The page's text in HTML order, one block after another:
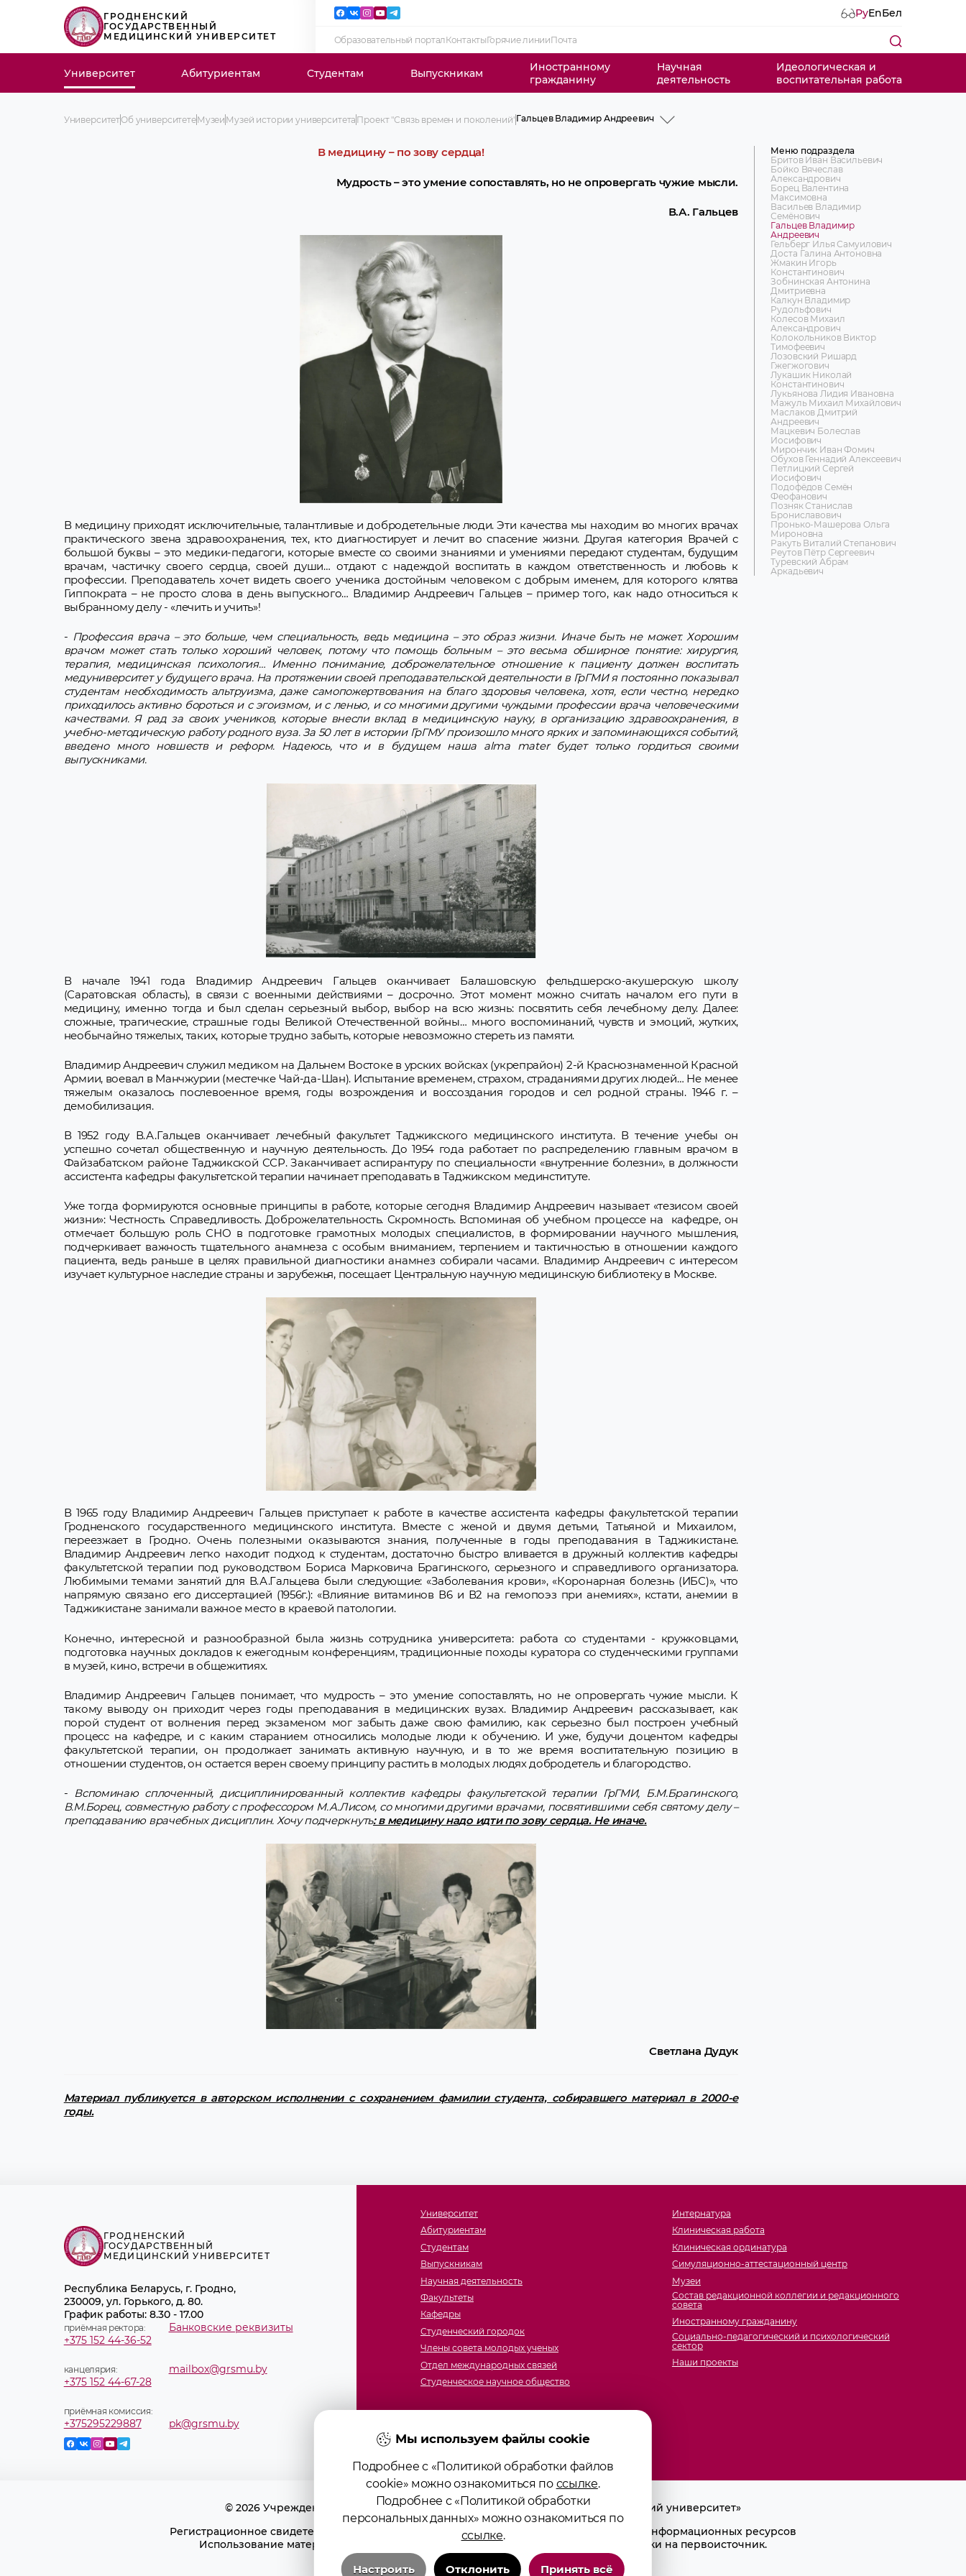
ГРОДНЕНСКИЙ
ГОСУДАРСТВЕННЫЙ
МЕДИЦИНСКИЙ УНИВЕРСИТЕТ
РуEnБел
Образовательный порталКонтактыГорячие линииПочта
Университет Абитуриентам Студентам Выпускникам
Иностранному
гражданину
Научная
деятельность
Идеологическая и
воспитательная работа
УниверситетОб университетеМузеи Музей истории университета Проект "Связь времен и поколений" Гальцев Владимир Андреевич
Гальцев Владимир Андреевич
В медицину – по зову сердца!
Мудрость – это умение сопоставлять, но не опровергать чужие мысли.
В.А. Гальцев
В медицину приходят исключительные, талантливые и добродетельные люди. Эти качества мы находим во многих врачах
практического звена здравоохранения, тех, кто диагностирует и лечит во спасение жизни. Другая категория Врачей с
большой буквы – это медики-педагоги, которые вместе со своими знаниями и умениями передают студентам, будущим
врачам, частичку своего сердца, своей души… отдают с надеждой воспитать в каждом ответственность и любовь к
профессии. Преподаватель хочет видеть своего ученика достойным человеком с добрым именем, для которого клятва
Гиппократа – не просто слова в день выпускного… Владимир Андреевич Гальцев – пример того, как надо относиться к
выбранному делу - «лечить и учить»!
- Профессия врача – это больше, чем специальность, ведь медицина – это образ жизни. Иначе быть не может. Хорошим
врачом может стать только хороший человек, потому что помощь больным – это весьма обширное понятие: хирургия,
терапия, медицинская психология… Именно понимание, доброжелательное отношение к пациенту должен воспитать
медуниверситет у будущего врача. На протяжении своей преподавательской деятельности в ГрГМИ я постоянно показывал
студентам необходимость альтруизма, даже самопожертвования на благо здоровья человека, хотя, если честно, нередко
приходилось активно бороться и с эгоизмом, и с ленью, и со многими другими чуждыми профессии врача человеческими
качествами. Я рад за своих учеников, которые внесли вклад в медицинскую науку, в организацию здравоохранения, в
учебно-методическую работу родного вуза. За 50 лет в истории ГрГМУ произошло много ярких и запоминающихся событий,
введено много новшеств и реформ. Надеюсь, что и в будущем наша alma mater будет только гордиться своими
выпускниками.
В начале 1941 года Владимир Андреевич Гальцев оканчивает Балашовскую фельдшерско-акушерскую школу
(Саратовская область), в связи с военными действиями – досрочно. Этот момент можно считать началом его пути в
медицину, именно тогда и был сделан серьезный выбор, выбор на всю жизнь: посвятить себя лечебному делу. Далее:
сложные, трагические, страшные годы Великой Отечественной войны… много воспоминаний, чувств и эмоций, жутких,
необычайно тяжелых, таких, которые трудно забыть, которые невозможно стереть из памяти.
Владимир Андреевич служил медиком на Дальнем Востоке в урских войсках (укрепрайон) 2-й Краснознаменной Красной
Армии, воевал в Манчжурии (местечке Чай-да-Шан). Испытание временем, страхом, страданиями других людей… Не менее
тяжелым оказалось послевоенное время, годы возрождения и воссоздания городов и сел родной страны. 1946 г. –
демобилизация.
В 1952 году В.А.Гальцев оканчивает лечебный факультет Таджикского медицинского института. В течение учебы он
успешно сочетал общественную и научную деятельность. До 1954 года работает по распределению главным врачом в
Файзабатском районе Таджикской ССР. Заканчивает аспирантуру по специальности «внутренние болезни», в должности
ассистента кафедры факультетской терапии начинает преподавать в Таджикском мединституте.
Уже тогда формируются основные принципы в работе, которые сегодня Владимир Андреевич называет «тезисом своей
жизни»: Честность. Справедливость. Доброжелательность. Скромность. Вспоминая об учебном процессе на кафедре, он
отмечает большую роль СНО в подготовке грамотных молодых специалистов, в формировании научного мышления,
подчеркивает важность тщательного анамнеза с особым вниманием, терпением и тактичностью в отношении каждого
пациента, ведь раньше в целях правильной диагностики анамнез собирали часами. Владимир Андреевич с интересом
изучает культурное наследие страны и зарубежья, посещает Центральную научную медицинскую библиотеку в Москве.
В 1965 году Владимир Андреевич Гальцев приступает к работе в качестве ассистента кафедры факультетской терапии
Гродненского государственного медицинского института. Вместе с женой и двумя детьми, Татьяной и Михаилом,
переезжает в Гродно. Очень полезными оказываются знания, полученные в годы преподавания в Таджикистане.
Владимир Андреевич легко находит подход к студентам, достаточно быстро вливается в дружный коллектив кафедры
факультетской терапии под руководством Бориса Марковича Брагинского, серьезного и справедливого организатора.
Любимыми темами занятий для В.А.Гальцева были следующие: «Заболевания крови», «Коронарная болезнь (ИБС)», что
напрямую связано его диссертацией (1956г.): «Влияние витаминов В6 и В2 на гемопоэз при анемиях», кстати, анемии в
Таджикистане занимали важное место в краевой патологии.
Конечно, интересной и разнообразной была жизнь сотрудника университета: работа со студентами - кружковцами,
подготовка научных докладов к ежегодным конференциям, традиционные походы куратора со студенческими группами
в музей, кино, встречи в общежитиях.
Владимир Андреевич Гальцев понимает, что мудрость – это умение сопоставлять, но не опровергать чужие мысли. К
такому выводу он приходит через годы преподавания в медицинских вузах. Владимир Андреевич рассказывает, как
порой студент от волнения перед экзаменом мог забыть даже свою фамилию, как серьезно был построен учебный
процесс на кафедре, и с каким старанием относились молодые люди к обучению. И уже, будучи доцентом кафедры
факультетской терапии, он продолжает занимать активную научную, и в то же время воспитательную позицию в
отношении студентов, он остается верен своему принципу растить в молодых людях добродетель и благородство.
- Вспоминаю сплоченный, дисциплинированный коллектив кафедры факультетской терапии ГрГМИ, Б.М.Брагинского,
В.М.Борец, совместную работу с профессором М.А.Лисом, со многими другими врачами, посвятившими себя святому делу –
преподаванию врачебных дисциплин. Хочу подчеркнуть: в медицину надо идти по зову сердца. Не иначе.
Светлана Дудук
Материал публикуется в авторском исполнении с сохранением фамилии студента, собиравшего материал в 2000-е
годы.
Меню подраздела
Бритов Иван Васильевич
Бойко Вячеслав
Александрович
Борец Валентина
Максимовна
Васильев Владимир
Семёнович
Гальцев Владимир
Андреевич
Гельберг Илья Самуилович
Доста Галина Антоновна
Жмакин Игорь
Константинович
Зобнинская Антонина
Дмитриевна
Калкун Владимир
Рудольфович
Колесов Михаил
Александрович
Колокольников Виктор
Тимофеевич
Лозовский Ришард
Гжегжогович
Лукашик Николай
Константинович
Лукьянова Лидия Ивановна
Мажуль Михаил Михайлович
Маслаков Дмитрий
Андреевич
Мацкевич Болеслав
Иосифович
Мирончик Иван Фомич
Обухов Геннадий Алексеевич
Петлицкий Сергей
Иосифович
Подофёдов Семён
Феофанович
Позняк Станислав
Брониславович
Пронько-Машерова Ольга
Мироновна
Ракуть Виталий Степанович
Реутов Пётр Сергеевич
Туревский Абрам
Аркадьевич
ГРОДНЕНСКИЙ
ГОСУДАРСТВЕННЫЙ
МЕДИЦИНСКИЙ УНИВЕРСИТЕТ
Республика Беларусь, г. Гродно,
230009, ул. Горького, д. 80.
График работы: 8.30 - 17.00
приёмная ректора:
+375 152 44-36-52
Банковские реквизиты
канцелярия:
+375 152 44-67-28
mailbox@grsmu.by
приёмная комиссия:
+375295229887 pk@grsmu.by
Университет
Абитуриентам
Студентам
Выпускникам
Научная деятельность
Факультеты
Кафедры
Студенческий городок
Члены совета молодых ученых
Отдел международных связей
Студенческое научное общество
Интернатура
Клиническая работа
Клиническая ординатура
Симуляционно-аттестационный центр
Музеи
Состав редакционной коллегии и редакционного
совета
Иностранному гражданину
Социально-педагогический и психологический
сектор
Наши проекты
© 2026 Учреждение образования «Гродненский государственный медицинский университет»
Регистрационное свидетельство № 4141710567 от 04.01.2017 Государственного регистра информационных ресурсов
Использование материалов сайта возможно при условии указания активной ссылки на первоисточник.
Положение о защите информации
Политика в отношении обработки cookies
Мы используем файлы cookie
Подробнее с «Политикой обработки файлов
cookie» можно ознакомиться по ссылке.
Подробнее с «Политикой обработки
персональных данных» можно ознакомиться по
ссылке.
Настроить Отклонить Принять всё